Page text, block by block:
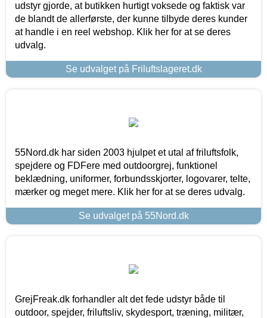
udstyr gjorde, at butikken hurtigt voksede og faktisk var
de blandt de allerførste, der kunne tilbyde deres kunder
at handle i en reel webshop. Klik her for at se deres
udvalg.
Se udvalget på Friluftslageret.dk
55Nord.dk har siden 2003 hjulpet et utal af friluftsfolk,
spejdere og FDFere med outdoorgrej, funktionel
beklædning, uniformer, forbundsskjorter, logovarer, telte,
mærker og meget mere. Klik her for at se deres udvalg.
Se udvalget på 55Nord.dk
GrejFreak.dk forhandler alt det fede udstyr både til
outdoor, spejder, friluftsliv, skydesport, træning, militær,